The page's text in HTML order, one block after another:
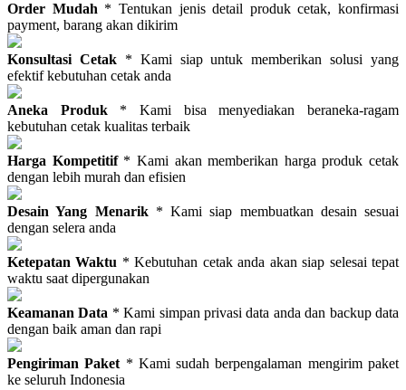
Order Mudah * Tentukan jenis detail produk cetak, konfirmasi
payment, barang akan dikirim
Konsultasi Cetak* Kami siap untuk memberikan solusi yang
efektif kebutuhan cetak anda
Aneka Produk * Kami bisa menyediakan beraneka-ragam
kebutuhan cetak kualitas terbaik
Harga Kompetitif* Kami akan memberikan harga produk cetak
dengan lebih murah dan efisien
Desain Yang Menarik* Kami siap membuatkan desain sesuai
dengan selera anda
Ketepatan Waktu * Kebutuhan cetak anda akan siap selesai tepat
waktu saat dipergunakan
Keamanan Data * Kami simpan privasi data anda dan backup data
dengan baik aman dan rapi
Pengiriman Paket * Kami sudah berpengalaman mengirim paket
ke seluruh Indonesia